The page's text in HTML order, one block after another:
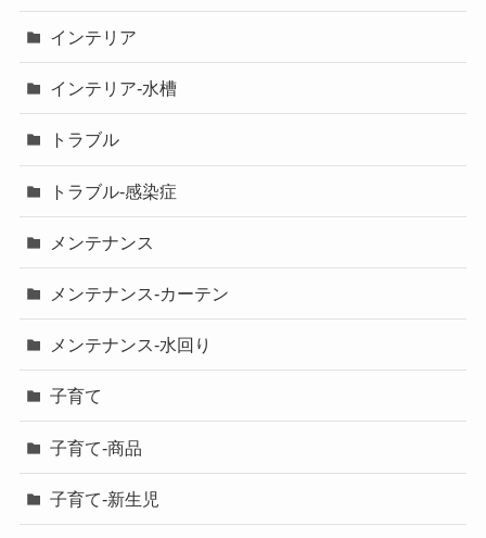
インテリア
インテリア-水槽
トラブル
トラブル-感染症
メンテナンス
メンテナンス-カーテン
メンテナンス-水回り
子育て
子育て-商品
子育て-新生児